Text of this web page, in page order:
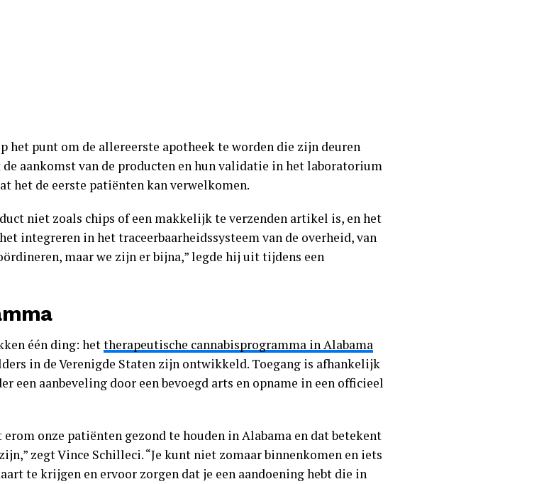
het punt om de allereerste apotheek te worden die zijn deuren
de aankomst van de producten en hun validatie in het laboratorium
het de eerste patiënten kan verwelkomen.
niet zoals chips of een makkelijk te verzenden artikel is, en het
integreren in het traceerbaarheidssysteem van de overheid, van
maar we zijn er bijna,” legde hij uit tijdens een
één ding: hettherapeutische cannabisprogramma in Alabama
in de Verenigde Staten zijn ontwikkeld. Toegang is afhankelijk
een aanbeveling door een bevoegd arts en opname in een officieel
onze patiënten gezond te houden in Alabama en dat betekent
zegt Vince Schilleci. “Je kunt niet zomaar binnenkomen en iets
te krijgen en ervoor zorgen dat je een aandoening hebt die in